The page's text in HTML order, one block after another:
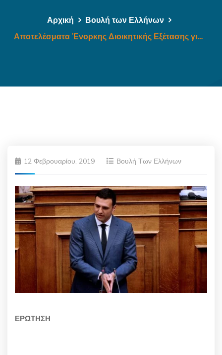
Αρχική
Βουλή των Ελλήνων
Αποτελέσματα Ένορκης Διοικητικής Εξέτασης για το περιστατικό σύλληψης των δύο Ελλήνων στρατιωτικών στον Έβρο
12 Φεβρουαρίου, 2019 Βουλή Των Ελλήνων
ΕΡΩΤΗΣΗ